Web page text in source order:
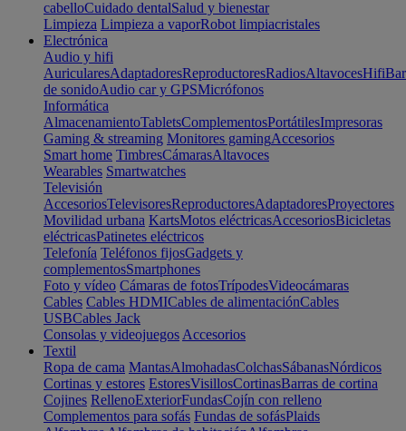
cabelloCuidado dentalSalud y bienestar
Limpieza Limpieza a vaporRobot limpiacristales
Electrónica
Audio y hifi
AuricularesAdaptadoresReproductoresRadiosAltavocesHifi
de sonidoAudio car y GPSMicrófonos
Informática
AlmacenamientoTabletsComplementosPortátilesImpresoras
Gaming & streaming Monitores gamingAccesorios
Smart home TimbresCámarasAltavoces
Wearables Smartwatches
Televisión
AccesoriosTelevisoresReproductoresAdaptadoresProyectores
Movilidad urbana KartsMotos eléctricasAccesoriosBicicletas
eléctricasPatinetes eléctricos
Telefonía Teléfonos fijosGadgets y
complementosSmartphones
Foto y vídeo Cámaras de fotosTrípodesVideocámaras
Cables Cables HDMICables de alimentaciónCables
USBCables Jack
Consolas y videojuegos Accesorios
Textil
Ropa de cama MantasAlmohadasColchasSábanasNórdicos
Cortinas y estores EstoresVisillosCortinasBarras de cortina
Cojines RellenoExteriorFundasCojín con relleno
Complementos para sofás Fundas de sofásPlaids